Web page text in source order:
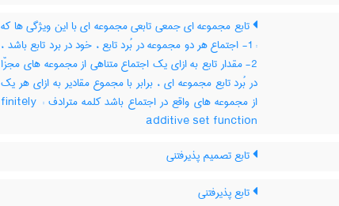
تابع مجموعه ای جمعی تابعی مجموعه ای با این ویژگی ها که
: 1- اجتماع هر دو مجموعه در بُرد تابع ، خود در برد تابع باشد ،
2- مقدار تابع به ازای یک اجتماع متناهی از مجموعه های مجزّا
در بُرد تابع مجموعه ای ، برابر با مجموع مقادیر به ازای هر یک
از مجموعه های واقع در اجتماع باشد کلمه مترادف : finitely
additive set function
تابع تصمیم پذیرفتنی
تابع پذیرفتنی